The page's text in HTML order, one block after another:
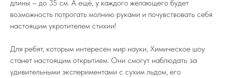
длины – до 35 см. А ещё, у каждого желающего будет
возможность потрогать молнию руками и почувствовать себя
настоящим укротителем стихии!
Для ребят, которым интересен мир науки, Химическое шоу
станет настоящим открытием. Они смогут наблюдать за
удивительными экспериментами с сухим льдом, его